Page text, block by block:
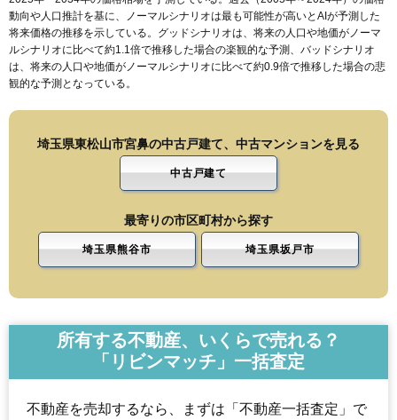
動向や人口推計を基に、ノーマルシナリオは最も可能性が高いとAIが予測した
将来価格の推移を示している。グッドシナリオは、将来の人口や地価がノーマ
ルシナリオに比べて約1.1倍で推移した場合の楽観的な予測、バッドシナリオ
は、将来の人口や地価がノーマルシナリオに比べて約0.9倍で推移した場合の悲
観的な予測となっている。
埼玉県東松山市宮鼻の中古戸建て、中古マンションを見る
中古戸建て
最寄りの市区町村から探す
埼玉県熊谷市 埼玉県坂戸市
所有する不動産、いくらで売れる？
「リビンマッチ」一括査定
不動産を売却するなら、まずは「不動産一括査定」で